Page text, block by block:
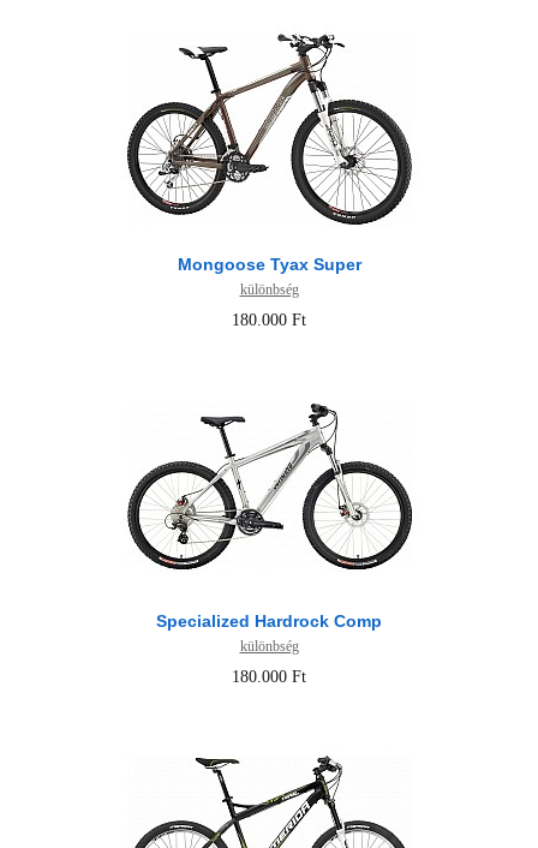
Mongoose Tyax Super
különbség
180.000 Ft
Specialized Hardrock Comp
különbség
180.000 Ft